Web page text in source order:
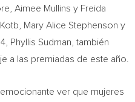
Aimee Mullins y Freida
Mary Alice Stephenson y
Phyllis Sudman , también
a las premiadas de este año.
ver que mujeres